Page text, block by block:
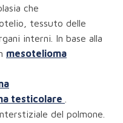
che
tessuto delle
interni. In base alla
mesotelioma
testicolare
del polmone.